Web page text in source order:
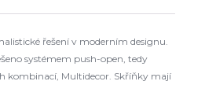
řešení v moderním designu.
systémem push-open, tedy
kombinací, Multidecor. Skříňky mají